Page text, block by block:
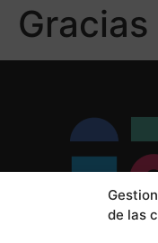
de las
Gracias